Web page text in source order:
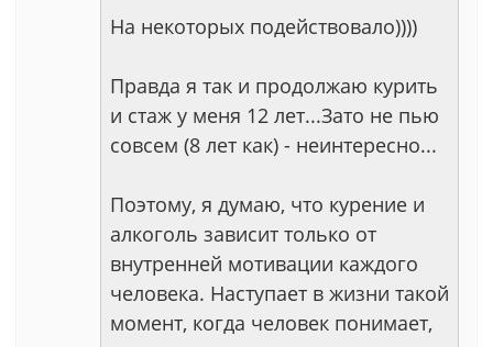
На некоторых подействовало))))
Правда я так и продолжаю курить
и стаж у меня 12 лет...Зато не пью
совсем (8 лет как) - неинтересно...
Поэтому, я думаю, что курение и
алкоголь зависит только от
внутренней мотивации каждого
человека. Наступает в жизни такой
момент, когда человек понимает,